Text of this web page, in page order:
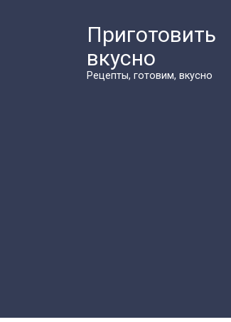
Приготовить
вкусно
Рецепты, готовим, вкусно